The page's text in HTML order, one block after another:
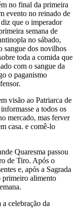
no final da primeira
evento no reinado de
que o imperador
semana de
no sábado,
sangue dos novilhos
toda a comida que
com o sangue da
o paganismo
visão ao Patriarca de
a todos os
mercado, mas ferver
casa. e comê-lo
Quaresma passou
de Tiro. Após o
e, após a Sagrada
primeiro alimento
celebração da